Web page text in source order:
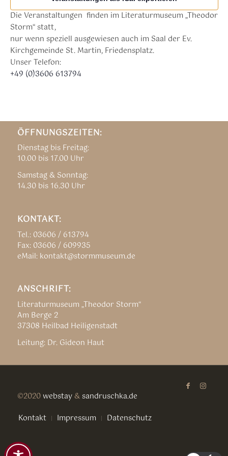
Die Veranstaltungen finden im Literaturmuseum „Theodor
Storm“ statt,
nur wenn speziell ausgewiesen auch im Saal der Ev.
Kirchgemeinde St. Martin, Friedensplatz.
Unser Telefon:
+49 (0)3606 613794
ÖFFNUNGSZEITEN:
Dienstag bis Freitag:
10.00 bis 17.00 Uhr
Samstag & Sonntag:
14.30 bis 16.30 Uhr
KONTAKT:
Tel.: 03606 / 613794
Fax: 03606 / 609935
eMail: kontakt@stormmuseum.de
ANSCHRIFT:
Literaturmuseum „Theodor Storm“
Am Berge 2
37308 Heilbad Heiligenstadt
Leitung: Dr. Gideon Haut
©2020 webstay&sandruschka.de
Kontakt
Impressum Datenschutz